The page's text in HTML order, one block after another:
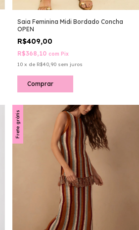
Saia Feminina Midi Bordado Concha
OPEN
R$409,00
R$368,10 com Pix
10 x de R$40,90 sem juros
Comprar
Frete grátis